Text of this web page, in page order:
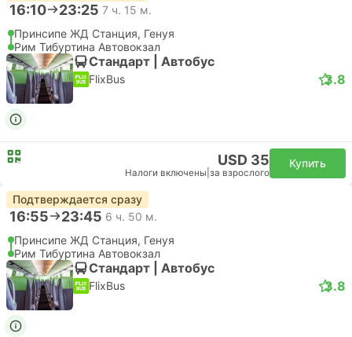
16:10 23:25 7 ч. 15 м.
Принсипе ЖД Станция, Генуя
Рим Тибуртина Автовокзал
Стандарт | Автобус
FlixBus 3.8
USD 35
Налоги включены за взрослого
Купить
Подтверждается сразу
16:55 23:45 6 ч. 50 м.
Принсипе ЖД Станция, Генуя
Рим Тибуртина Автовокзал
Стандарт | Автобус
FlixBus 3.8